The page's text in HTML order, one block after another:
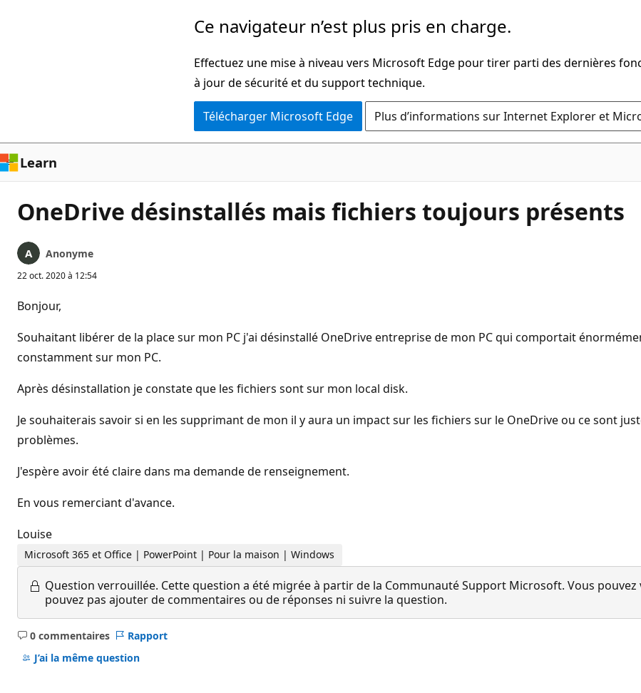
Ce navigateur n’est plus pris en charge.
Effectuez une mise à niveau vers Microsoft Edge pour tirer parti des dernières
à jour de sécurité et du support technique.
Télécharger Microsoft Edge Plus d’informations sur Internet Explorer et
Learn
OneDrive désinstallés mais fichiers toujours présents
Anonyme
22 oct. 2020 à 12:54
Bonjour,
Souhaitant libérer de la place sur mon PC j'ai désinstallé OneDrive entreprise de mon PC qui comportait
constamment sur mon PC.
Après désinstallation je constate que les fichiers sont sur mon local disk.
Je souhaiterais savoir si en les supprimant de mon il y aura un impact sur les fichiers sur le OneDrive ou ce sont
problèmes.
J'espère avoir été claire dans ma demande de renseignement.
En vous remerciant d'avance.
Louise
Microsoft 365 et Office | PowerPoint | Pour la maison | Windows
Question verrouillée. Cette question a été migrée à partir de la Communauté Support Microsoft. Vous
pouvez pas ajouter de commentaires ou de réponses ni suivre la question.
0 commentaires
Aucun
commentaire
Rapport
J’ai la même question